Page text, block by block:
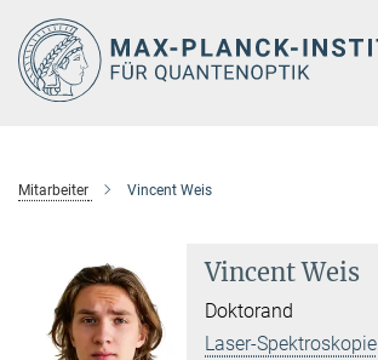
Hauptinhalt
Mitarbeiter Vincent Weis
Vincent Weis
Doktorand
Laser-Spektroskopie